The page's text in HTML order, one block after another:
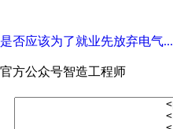
是否应该为了就业先放弃电气...
官方公众号智造工程师